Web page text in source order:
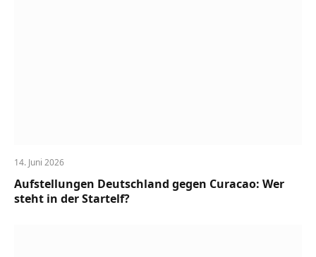
14. Juni 2026
Aufstellungen Deutschland gegen Curacao: Wer
steht in der Startelf?